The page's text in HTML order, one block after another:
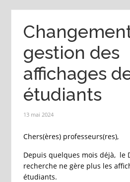
gestion des
affichages
étudiants
13 mai 2024
Chers(ères) professeurs(res),
Depuis quelques mois déjà, le
recherche ne gère plus les
étudiants.